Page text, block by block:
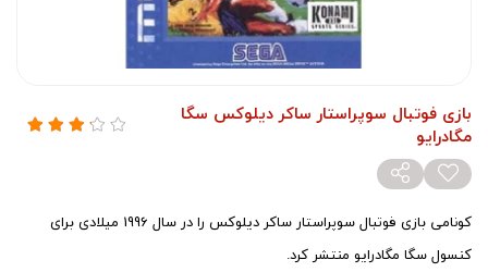
بازی فوتبال سوپراستار ساکر دیلوکس سگا
مگادرایو
کونامی بازی فوتبال سوپراستار ساکر دیلوکس را در سال 1996 میلادی برای
کنسول سگا مگادرایو منتشر کرد.